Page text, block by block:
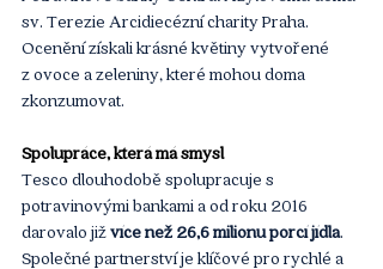
sv. Terezie Arcidiecézní charity Praha.
Ocenění získali krásné květiny vytvořené
z ovoce a zeleniny, které mohou doma
zkonzumovat.
Spolupráce, která má smysl
Tesco dlouhodobě spolupracuje s
potravinovými bankami a od roku 2016
darovalo již více než 26,6 milionu porcí jídla.
Společné partnerství je klíčové pro rychlé a